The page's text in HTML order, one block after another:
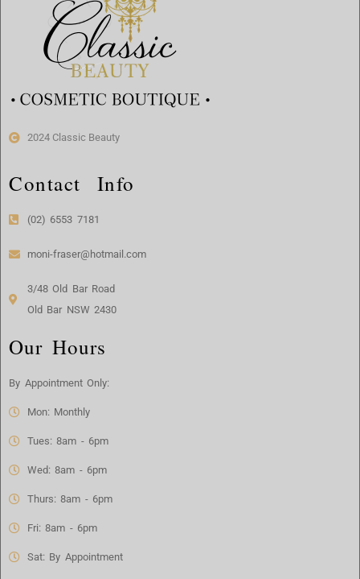
2024 Classic Beauty
Contact Info
(02) 6553 7181
moni-fraser@hotmail.com
3/48 Old Bar Road
Old Bar NSW 2430
Our Hours
By Appointment Only:
Mon: Monthly
Tues: 8am - 6pm
Wed: 8am - 6pm
Thurs: 8am - 6pm
Fri: 8am - 6pm
Sat: By Appointment